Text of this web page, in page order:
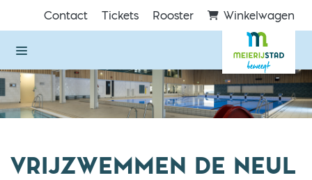
Direct naar de inhoud van de pagina
Contact Tickets Rooster Winkelwagen
VRIJZWEMMEN DE NEUL